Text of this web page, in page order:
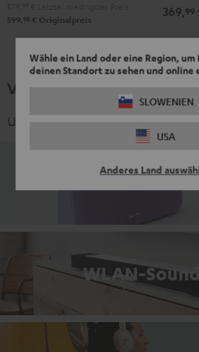
Wähle ein Land oder eine Region,
deinen Standort zu sehen und online
SLOWENIEN
USA
Anderes Land
&
&
Gray
599, 98 € Originalpreis
Black
369,99
Verwandte Themen
und spannende Kategorien
Zuhause -
WLAN-